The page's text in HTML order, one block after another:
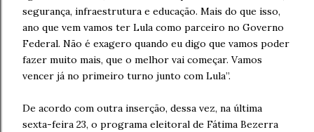
segurança, infraestrutura e educação. Mais do que isso,
ano que vem vamos ter Lula como parceiro no Governo
Federal. Não é exagero quando eu digo que vamos poder
fazer muito mais, que o melhor vai começar. Vamos
vencer já no primeiro turno junto com Lula”.
De acordo com outra inserção, dessa vez, na última
sexta-feira 23, o programa eleitoral de Fátima Bezerra